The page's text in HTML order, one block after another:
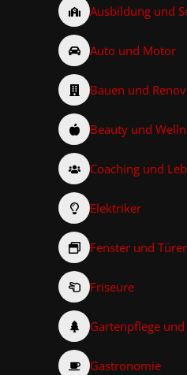
Ausbildung und
Auto und Motor
Bauen und
Beauty und
Coaching und
Elektriker
Fenster und
Friseure
Gartenpflege
Gastronomie